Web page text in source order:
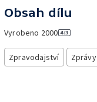
Obsah dílu
Vyrobeno 2000
Zpravodajství Zprávy